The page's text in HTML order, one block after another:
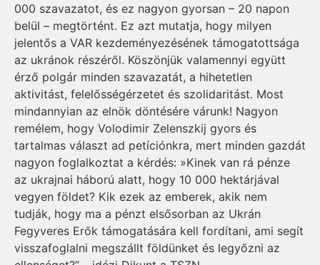
000 szavazatot, és ez nagyon gyorsan – 20 napon
belül – megtörtént. Ez azt mutatja, hogy milyen
jelentős a VAR kezdeményezésének támogatottsága
az ukránok részéről. Köszönjük valamennyi együtt
érző polgár minden szavazatát, a hihetetlen
aktivitást, felelősségérzetet és szolidaritást. Most
mindannyian az elnök döntésére várunk! Nagyon
remélem, hogy Volodimir Zelenszkij gyors és
tartalmas választ ad petíciónkra, mert minden gazdát
nagyon foglalkoztat a kérdés: »Kinek van rá pénze
az ukrajnai háború alatt, hogy 10 000 hektárjával
vegyen földet? Kik ezek az emberek, akik nem
tudják, hogy ma a pénzt elsősorban az Ukrán
Fegyveres Erők támogatására kell fordítani, ami segít
visszafoglalni megszállt földünket és legyőzni az